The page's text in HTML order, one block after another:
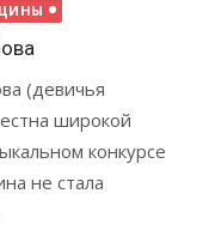
(девичья
широкой
конкурсе
не стала